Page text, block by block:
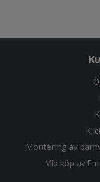
Montering av
Vid köp av